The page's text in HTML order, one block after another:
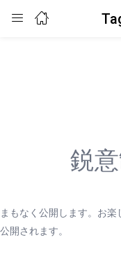
鋭
まもなく公開します。お
公開されます。